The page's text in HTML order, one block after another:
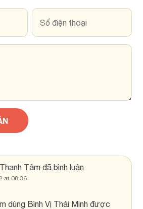
Tâm đã bình luận
at 08:36
dùng Bình Vị Thái Minh được